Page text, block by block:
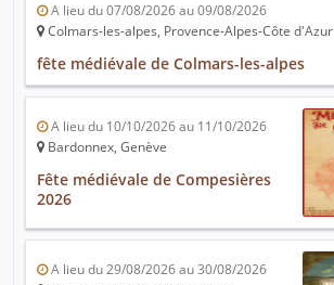
A lieu du 07/08/2026 au 09/08/2026
Colmars-les-alpes, Provence-Alpes-Côte d'Azur
fête médiévale de Colmars-les-alpes
A lieu du 10/10/2026 au 11/10/2026
Bardonnex, Genève
Fête médiévale de Compesières
2026
A lieu du 29/08/2026 au 30/08/2026